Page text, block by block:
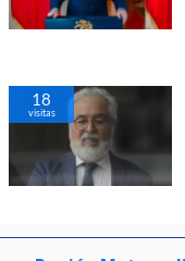
18
visitas